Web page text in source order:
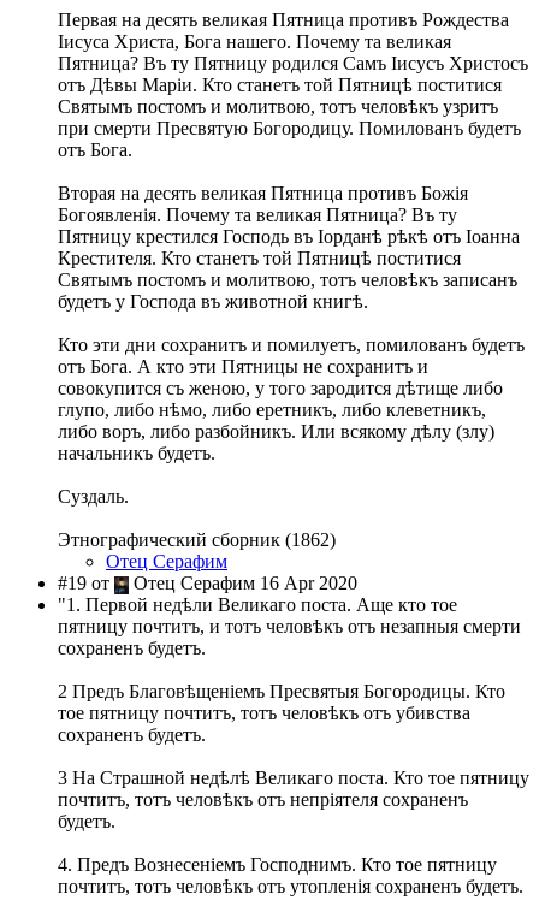
Первая на десять великая Пятница противъ Рождества
Іисуса Христа, Бога нашего. Почему та великая
Пятница? Въ ту Пятницу родился Самъ Іисусъ Христосъ
отъ Дѣвы Маріи. Кто станетъ той Пятницѣ поститися
Святымъ постомъ и молитвою, тотъ человѣкъ узритъ
при смерти Пресвятую Богородицу. Помилованъ будетъ
отъ Бога.
Вторая на десять великая Пятница противъ Божія
Богоявленія. Почему та великая Пятница? Въ ту
Пятницу крестился Господь въ Іорданѣ рѣкѣ отъ Іоанна
Крестителя. Кто станетъ той Пятницѣ поститися
Святымъ постомъ и молитвою, тотъ человѣкъ записанъ
будетъ у Господа въ животной книгѣ.
Кто эти дни сохранитъ и помилуетъ, помилованъ будетъ
отъ Бога. А кто эти Пятницы не сохранитъ и
совокупится съ женою, у того зародится дѣтище либо
глупо, либо нѣмо, либо еретникъ, либо клеветникъ,
либо воръ, либо разбойникъ. Или всякому дѣлу (злу)
начальникъ будетъ.
Суздаль.
Этнографический сборник (1862)
Отец Серафим
#19 от
Отец Серафим 16 Apr 2020
"1. Первой недѣли Великаго поста. Аще кто тое
пятницу почтитъ, и тотъ человѣкъ отъ незапныя смерти
сохраненъ будетъ.
2 Предъ Благовѣщеніемъ Пресвятыя Богородицы. Кто
тое пятницу почтитъ, тотъ человѣкъ отъ убивства
сохраненъ будетъ.
3 На Страшной недѣлѣ Великаго поста. Кто тое пятницу
почтитъ, тотъ человѣкъ отъ непріятеля сохраненъ
будетъ.
4. Предъ Вознесеніемъ Господнимъ. Кто тое пятницу
почтитъ, тотъ человѣкъ отъ утопленія сохраненъ будетъ.